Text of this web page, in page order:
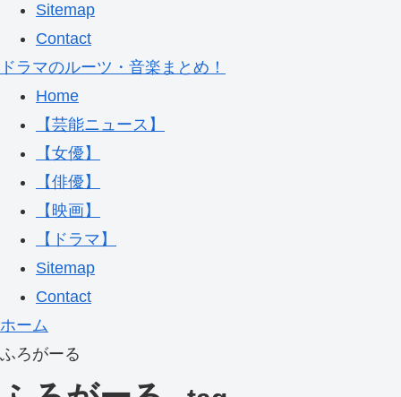
Sitemap
Contact
ドラマのルーツ・音楽まとめ！
Home
【芸能ニュース】
【女優】
【俳優】
【映画】
【ドラマ】
Sitemap
Contact
ホーム
ふろがーる